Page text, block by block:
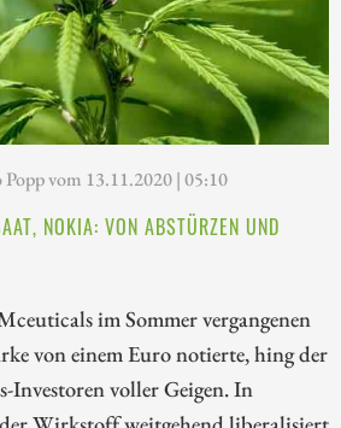
vom 13.11.2020 | 05:10
NOKIA: VON ABSTÜRZEN UND
im Sommer vergangenen
von einem Euro notierte, hing der
voller Geigen. In